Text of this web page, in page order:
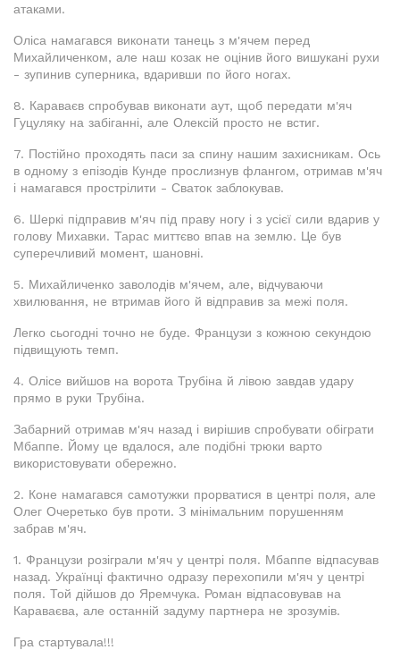
атаками.
Оліса намагався виконати танець з м'ячем перед
Михайличенком, але наш козак не оцінив його вишукані рухи
- зупинив суперника, вдаривши по його ногах.
8. Караваєв спробував виконати аут, щоб передати м'яч
Гуцуляку на забіганні, але Олексій просто не встиг.
7. Постійно проходять паси за спину нашим захисникам. Ось
в одному з епізодів Кунде прослизнув флангом, отримав м'яч
і намагався прострілити - Сваток заблокував.
6. Шеркі підправив м'яч під праву ногу і з усієї сили вдарив у
голову Михавки. Тарас миттєво впав на землю. Це був
суперечливий момент, шановні.
5. Михайличенко заволодів м'ячем, але, відчуваючи
хвилювання, не втримав його й відправив за межі поля.
Легко сьогодні точно не буде. Французи з кожною секундою
підвищують темп.
4. Олісе вийшов на ворота Трубіна й лівою завдав удару
прямо в руки Трубіна.
Забарний отримав м'яч назад і вирішив спробувати обіграти
Мбаппе. Йому це вдалося, але подібні трюки варто
використовувати обережно.
2. Коне намагався самотужки прорватися в центрі поля, але
Олег Очеретько був проти. З мінімальним порушенням
забрав м'яч.
1. Французи розіграли м'яч у центрі поля. Мбаппе відпасував
назад. Українці фактично одразу перехопили м'яч у центрі
поля. Той дійшов до Яремчука. Роман відпасовував на
Караваєва, але останній задуму партнера не зрозумів.
Гра стартувала!!!